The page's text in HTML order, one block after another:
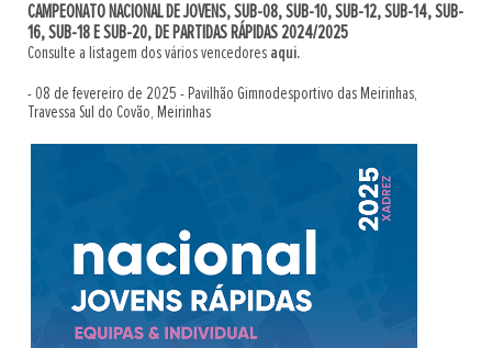
CAMPEONATO NACIONAL DE JOVENS, SUB-08, SUB-10, SUB-12, SUB-14, SUB-
16, SUB-18 E SUB-20, DE PARTIDAS RÁPIDAS 2024/2025
Consulte a listagem dos vários vencedores aqui.
- 08 de fevereiro de 2025 - Pavilhão Gimnodesportivo das Meirinhas,
Travessa Sul do Covão, Meirinhas